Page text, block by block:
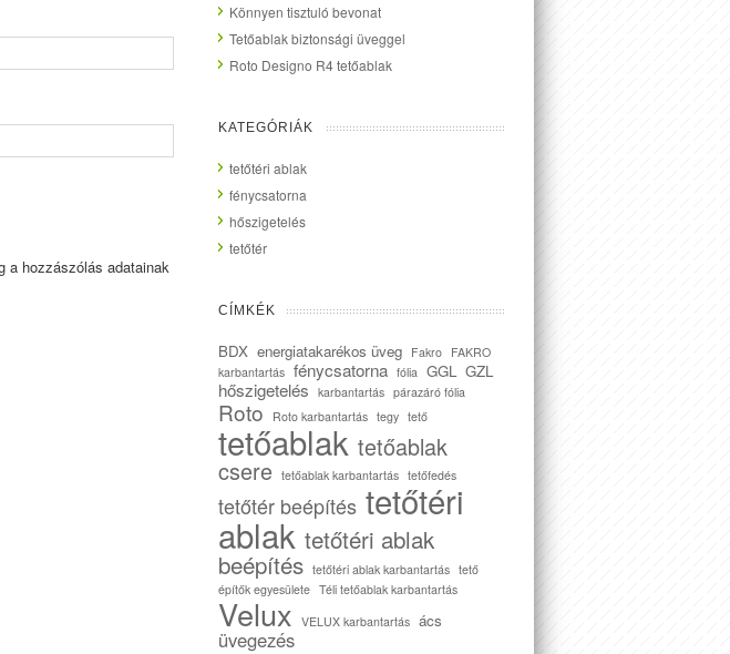
a hozzászólás adatainak
Könnyen tisztuló bevonat
Tetőablak biztonsági üveggel
Roto Designo R4 tetőablak
KATEGÓRIÁK
tetőtéri ablak
fénycsatorna
hőszigetelés
tetőtér
CÍMKÉK
BDX energiatakarékos üveg Fakro FAKRO
karbantartás fénycsatorna fólia GGL GZL
hőszigetelés karbantartás párazáró fólia
Roto Roto karbantartás tegy tető
tetőablak tetőablak
csere tetőablak karbantartás tetőfedés
tetőtér beépítés tetőtéri
ablak tetőtéri ablak
beépítés tetőtéri ablak karbantartás tető
építők egyesülete Téli tetőablak karbantartás
Velux VELUX karbantartás ács
üvegezés